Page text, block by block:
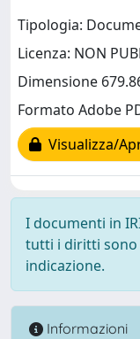
Tipologia:
Licenza: NON
Dimensione
Formato Adobe
Visualizza/
I documenti in
tutti i diritti sono
indicazione.
Informazioni